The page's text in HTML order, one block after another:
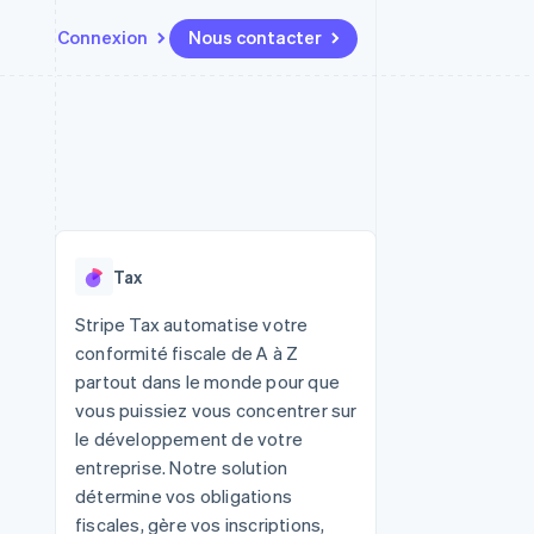
Connexion Nous contacter
Radar
Constitution d'une entreprise
Climate
Élimination du carbone
Identity
Vérification de l'identité
État des API
Tax
Stripe Tax automatise votre
conformité fiscale de A à Z
partout dans le monde pour que
vous puissiez vous concentrer sur
le développement de votre
entreprise. Notre solution
détermine vos obligations
fiscales, gère vos inscriptions,